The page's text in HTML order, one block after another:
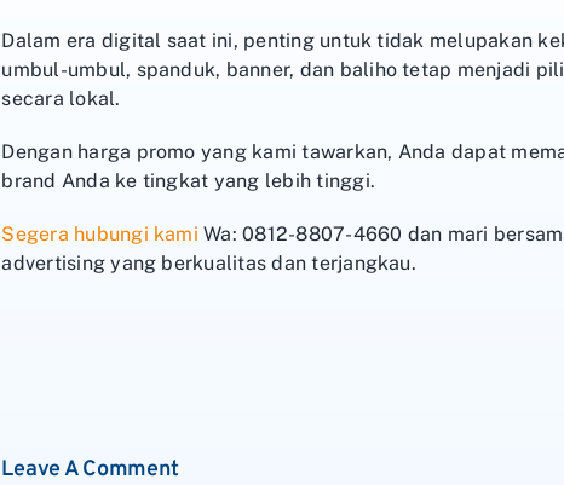
Dalam era digital saat ini, penting untuk tidak melupakan
umbul-umbul, spanduk, banner, dan baliho tetap menjadi
secara lokal.
Dengan harga promo yang kami tawarkan, Anda dapat
brand Anda ke tingkat yang lebih tinggi.
Segera hubungi kami Wa: 0812-8807-4660 dan mari
advertising yang berkualitas dan terjangkau.
Leave A Comment